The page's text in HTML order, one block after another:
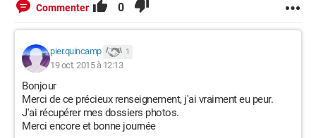
Commenter 0
pier.quincamp 1
19 oct. 2015 à 12:13
Bonjour
Merci de ce précieux renseignement, j'ai vraiment eu peur.
J'ai récupérer mes dossiers photos.
Merci encore et bonne journée